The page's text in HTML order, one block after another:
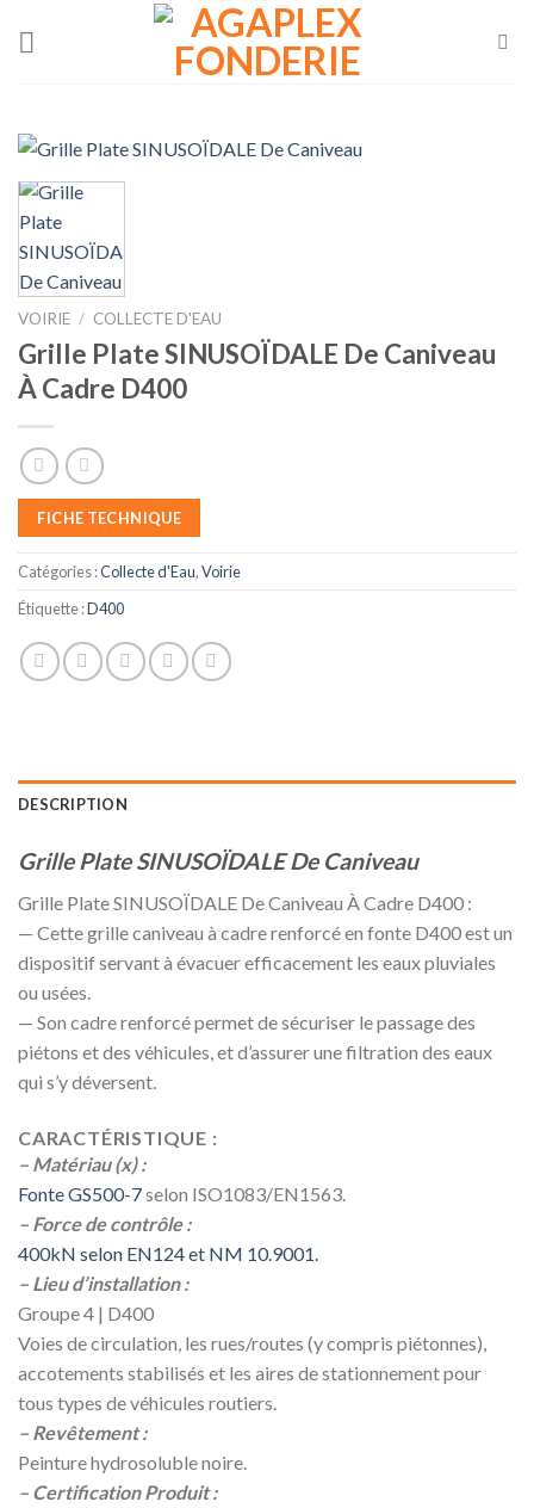
VOIRIE / COLLECTE D'EAU
Grille Plate SINUSOÏDALE De Caniveau
À Cadre D400
FICHE TECHNIQUE
Catégories :Collecte d'Eau,Voirie
Étiquette :D400
DESCRIPTION
Grille Plate SINUSOÏDALE De Caniveau
Grille Plate SINUSOÏDALE De Caniveau À Cadre D400 :
— Cette grille caniveau à cadre renforcé en fonte D400 est un
dispositif servant à évacuer efficacement les eaux pluviales
ou usées.
— Son cadre renforcé permet de sécuriser le passage des
piétons et des véhicules, et d’assurer une filtration des eaux
qui s’y déversent.
CARACTÉRISTIQUE :
– Matériau (x) :
Fonte GS500-7selon ISO1083/EN1563.
– Force de contrôle :
400kN selon EN124 et NM 10.9001.
– Lieu d’installation :
Groupe 4 | D400
Voies de circulation, les rues/routes (y compris piétonnes),
accotements stabilisés et les aires de stationnement pour
tous types de véhicules routiers.
– Revêtement :
Peinture hydrosoluble noire.
– Certification Produit :